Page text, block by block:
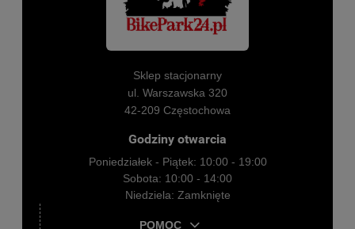
Sklep stacjonarny
ul. Warszawska 320
42-209 Częstochowa
Godziny otwarcia
Poniedziałek - Piątek: 10:00 - 19:00
Sobota: 10:00 - 14:00
Niedziela: Zamknięte
POMOC